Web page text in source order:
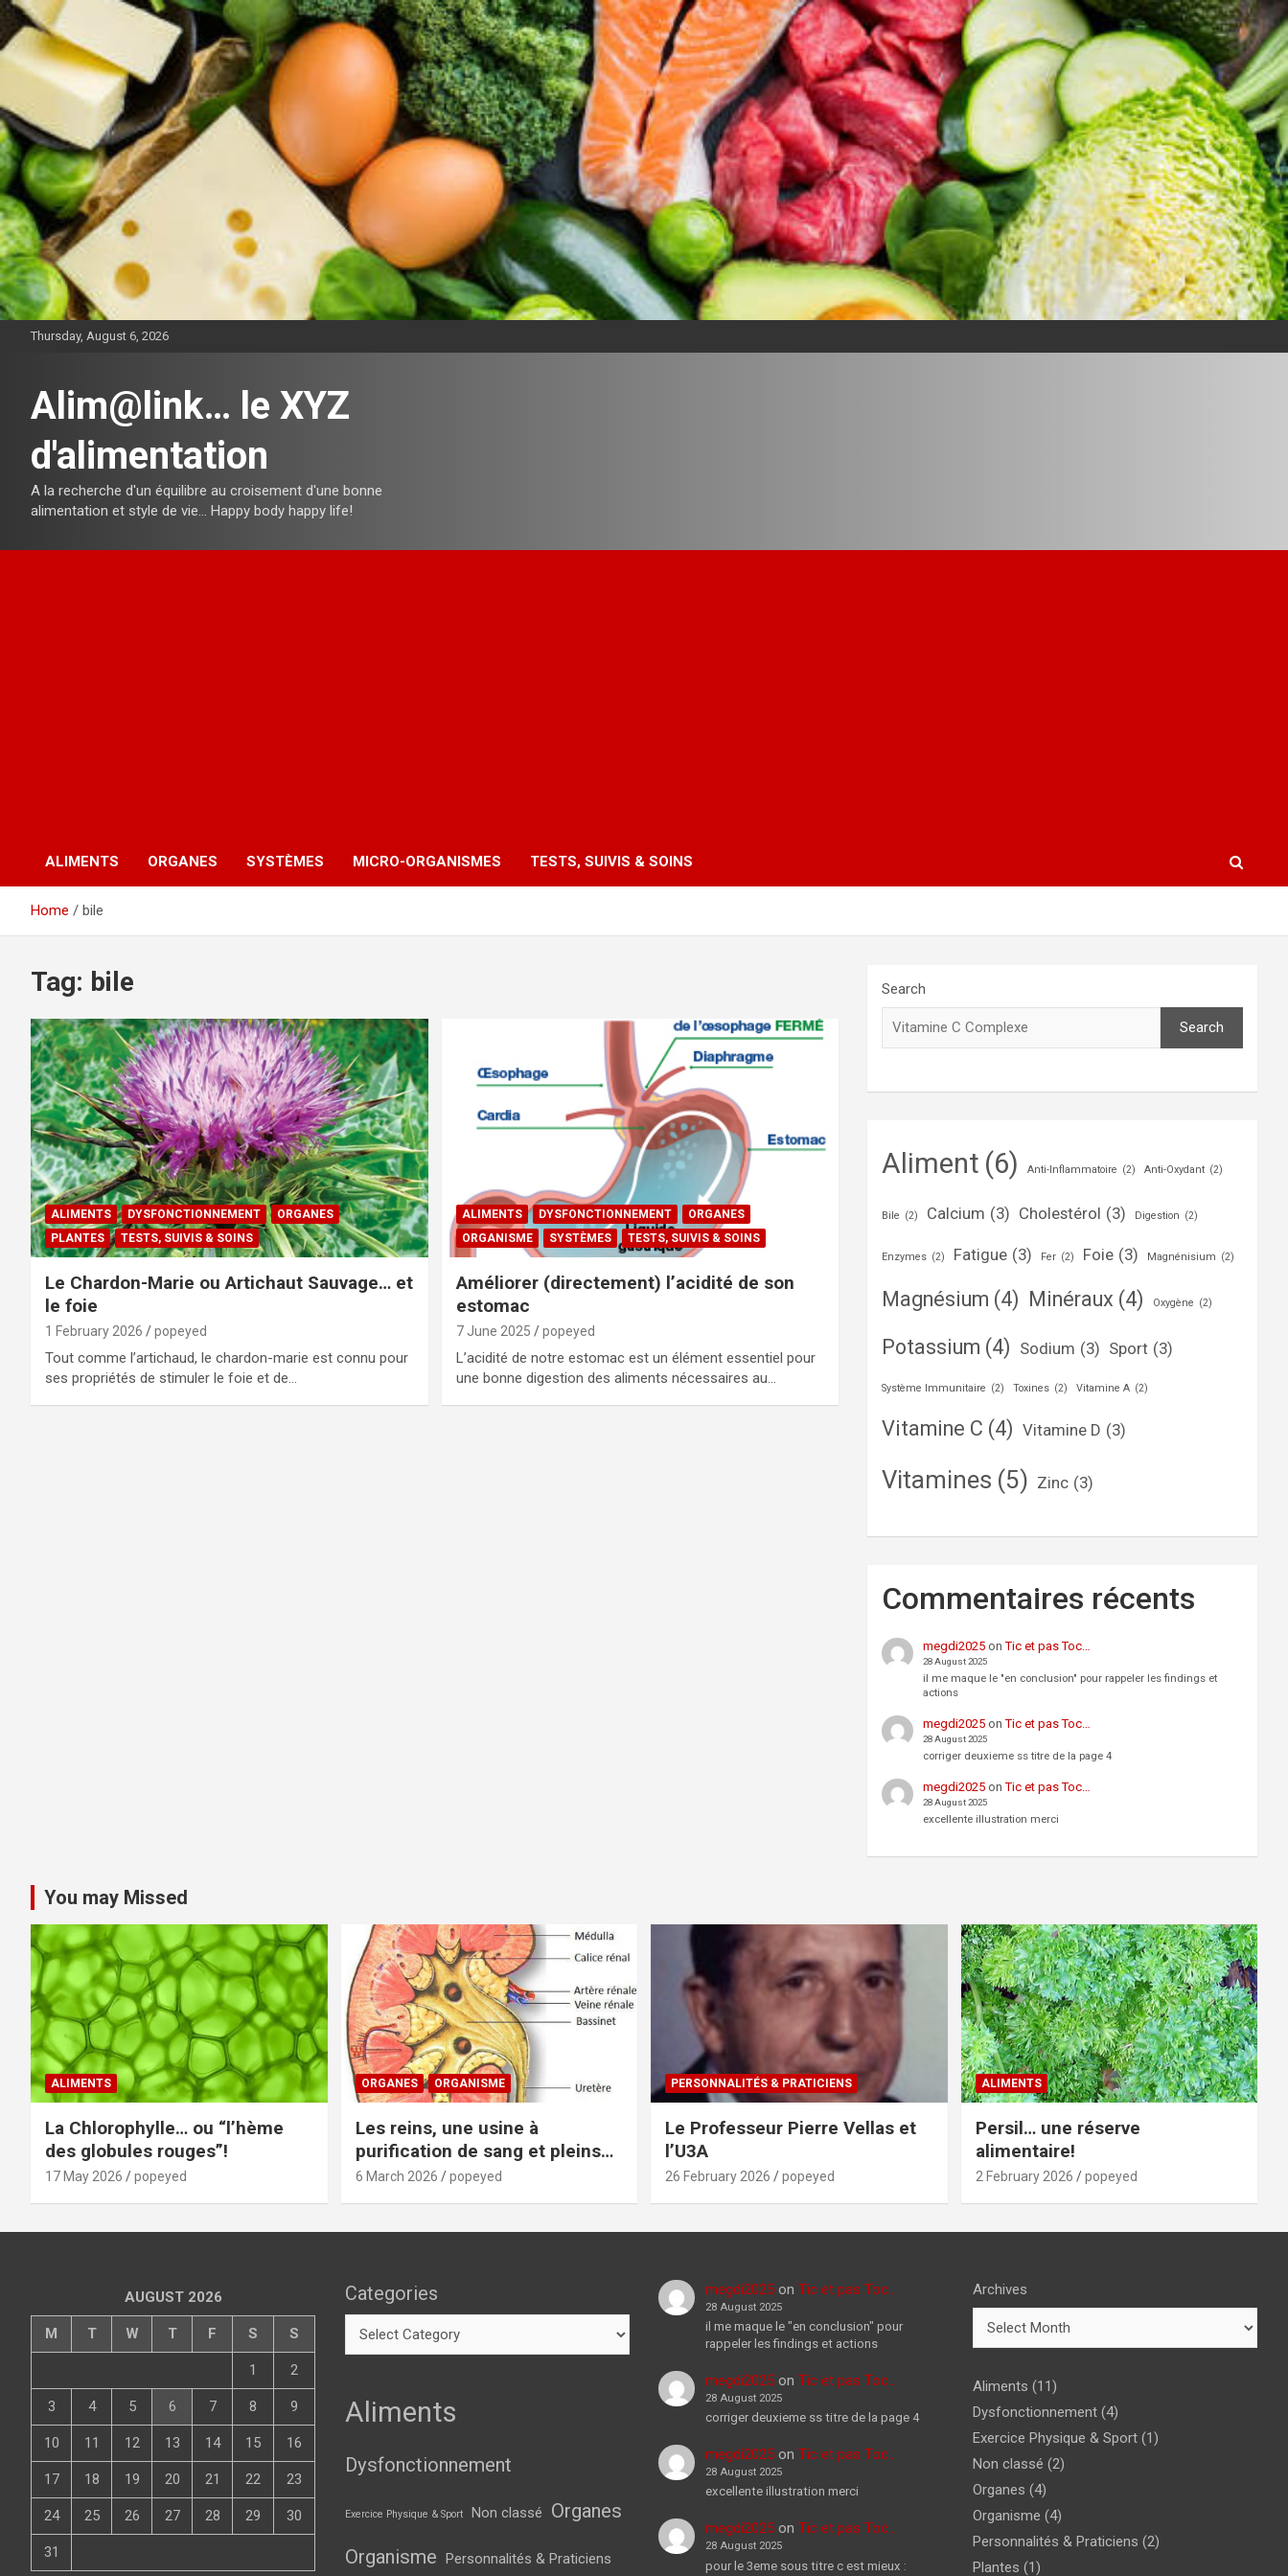
Skip
content
Thursday, August 6, 2026
Alim@link… le XYZ
d'alimentation
A la recherche d'un équilibre au croisement d'une bonne
alimentation et style de vie… Happy body happy life!
ALIMENTS ORGANES SYSTÈMES MICRO-ORGANISMES TESTS, SUIVIS & SOINS
Home bile
Tag: bile
ALIMENTS DYSFONCTIONNEMENT
ORGANES
PLANTES
TESTS, SUIVIS & SOINS
Le Chardon-Marie ou Artichaut Sauvage… et
le foie
1 February 2026 popeyed
Tout comme l’artichaud, le chardon-marie est connu pour
ses propriétés de stimuler le foie et de…
ALIMENTS DYSFONCTIONNEMENT
ORGANES
ORGANISME
SYSTÈMES TESTS, SUIVIS & SOINS
Améliorer (directement) l’acidité de son
estomac
7 June 2025 popeyed
L’acidité de notre estomac est un élément essentiel pour
une bonne digestion des aliments nécessaires au…
Search
Search
Aliment (6) Anti-Inflammatoire (2) Anti-Oxydant (2)
Bile (2) Calcium (3) Cholestérol (3) Digestion (2)
Enzymes (2) Fatigue (3) Fer (2) Foie (3) Magnénisium (2)
Magnésium (4) Minéraux (4) Oxygène (2)
Potassium (4) Sodium (3) Sport (3)
Système Immunitaire (2) Toxines (2) Vitamine A (2)
Vitamine C (4) Vitamine D (3)
Vitamines (5) Zinc (3)
Commentaires récents
megdi2025onTic et pas Toc…
28 August 2025
il me maque le "en conclusion" pour rappeler les findings et
actions
megdi2025onTic et pas Toc…
28 August 2025
corriger deuxieme ss titre de la page 4
megdi2025onTic et pas Toc…
28 August 2025
excellente illustration merci
You may Missed
ALIMENTS
La Chlorophylle… ou “l’hème
des globules rouges”!
17 May 2026 popeyed
ORGANES ORGANISME
Les reins, une usine à
purification de sang et pleins
d’autres choses!
6 March 2026 popeyed
PERSONNALITÉS & PRATICIENS
Le Professeur Pierre Vellas et
l’U3A
26 February 2026 popeyed
ALIMENTS
Persil… une réserve
alimentaire!
2 February 2026 popeyed
AUGUST 2026
M T W T F S S
1 2
3 4 5 6 7 8 9
10 11 12 13 14 15 16
17 18 19 20 21 22 23
24 25 26 27 28 29 30
31
Categories
Aliments
Dysfonctionnement
Exercice Physique & Sport Non classé
Organes
Organisme Personnalités & Praticiens
megdi2025on Tic et pas Toc…
28 August 2025
il me maque le "en conclusion" pour
rappeler les findings et actions
megdi2025on Tic et pas Toc…
28 August 2025
corriger deuxieme ss titre de la page 4
megdi2025on Tic et pas Toc…
28 August 2025
excellente illustration merci
megdi2025on Tic et pas Toc…
28 August 2025
pour le 3eme sous titre c est mieux :
Archives
Aliments (11)
Dysfonctionnement(4)
Exercice Physique & Sport(1)
Non classé (2)
Organes (4)
Organisme (4)
Personnalités & Praticiens (2)
Plantes (1)